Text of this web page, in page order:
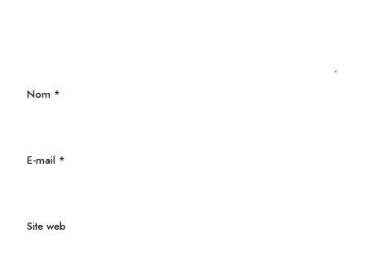
Nom *
E-mail *
Site web